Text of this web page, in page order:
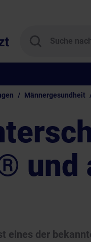
Männergesundheit
und
eines der